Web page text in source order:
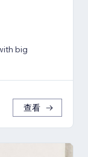
big
查看